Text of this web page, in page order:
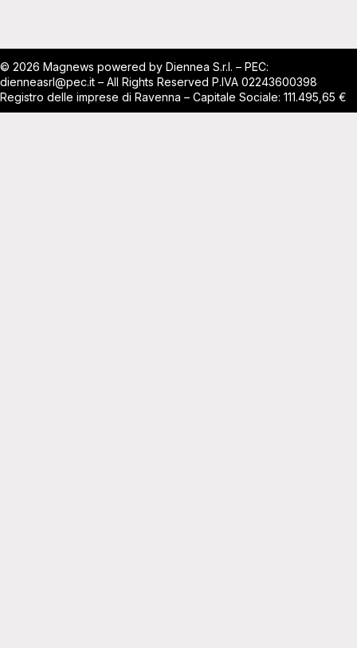
© 2026 Magnews powered by Diennea S.r.l. – PEC:
dienneasrl@pec.it – All Rights Reserved P.IVA 02243600398
Registro delle imprese di Ravenna – Capitale Sociale: 111.495,65 €